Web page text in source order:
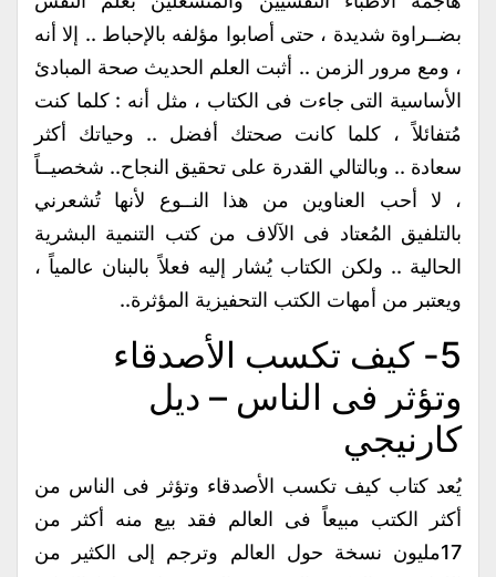
بضــراوة شديدة ، حتى أصابوا مؤلفه بالإحباط .. إلا أنه
، ومع مرور الزمن .. أثبت العلم الحديث صحة المبادئ
الأساسية التى جاءت فى الكتاب ، مثل أنه : كلما كنت
مُتفائلاً ، كلما كانت صحتك أفضل .. وحياتك أكثر
سعادة .. وبالتالي القدرة على تحقيق النجاح.. شخصيــاً
، لا أحب العناوين من هذا النــوع لأنها تُشعرني
بالتلفيق المُعتاد فى الآلاف من كتب التنمية البشرية
الحالية .. ولكن الكتاب يُشار إليه فعلاً بالبنان عالمياً ،
ويعتبر من أمهات الكتب التحفيزية المؤثرة..
5- كيف تكسب الأصدقاء
وتؤثر فى الناس – ديل
كارنيجي
يُعد كتاب كيف تكسب الأصدقاء وتؤثر فى الناس من
أكثر الكتب مبيعاً فى العالم فقد بيع منه أكثر من
17مليون نسخة حول العالم وترجم إلى الكثير من